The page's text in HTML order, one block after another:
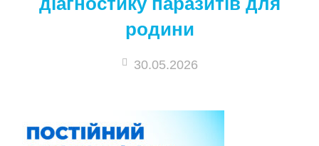
родини
30.05.2026